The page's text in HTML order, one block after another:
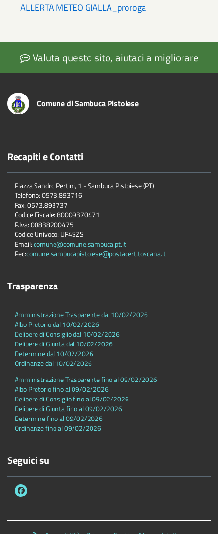
ALLERTA METEO GIALLA_proroga
Valuta questo sito, aiutaci a migliorare
Comune di Sambuca Pistoiese
Recapiti e Contatti
Piazza Sandro Pertini, 1 - Sambuca Pistoiese (PT)
Telefono: 0573.893716
Fax: 0573.893737
Codice Fiscale: 80009370471
P.Iva: 00838200475
Codice Univoco: UF4SZS
Email:comune@comune.sambuca.pt.it
Pec:comune.sambucapistoiese@postacert.toscana.it
Trasparenza
Amministrazione Trasparente dal 10/02/2026
Albo Pretorio dal 10/02/2026
Delibere di Consiglio dal 10/02/2026
Delibere di Giunta dal 10/02/2026
Determine dal 10/02/2026
Ordinanze dal 10/02/2026
Amministrazione Trasparente fino al 09/02/2026
Albo Pretorio fino al 09/02/2026
Delibere di Consiglio fino al 09/02/2026
Delibere di Giunta fino al 09/02/2026
Determine fino al 09/02/2026
Ordinanze fino al 09/02/2026
Seguici su